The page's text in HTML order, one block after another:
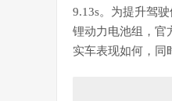
9.13s。为提升驾
锂动力电池组，官
实车表现如何，同